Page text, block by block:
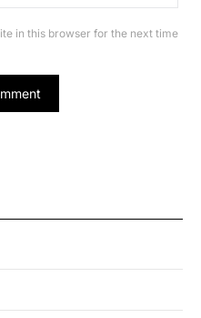
in this browser for the next time